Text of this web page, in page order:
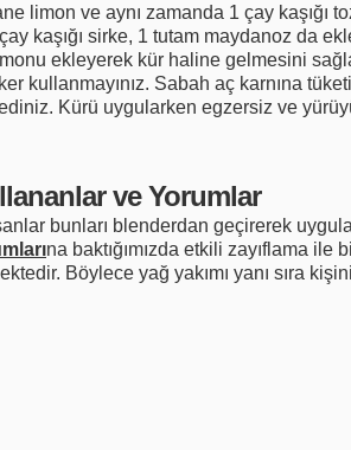
limon ve aynı zamanda 1 çay kaşığı
kaşığı sirke, 1 tutam maydanoz da
ekleyerek kür haline gelmesini
kullanmayınız. Sabah aç karnına
Kürü uygularken egzersiz ve
ve Yorumlar
bunları blenderdan geçirerek
na baktığımızda etkili zayıflama ile
Böylece yağ yakımı yanı sıra